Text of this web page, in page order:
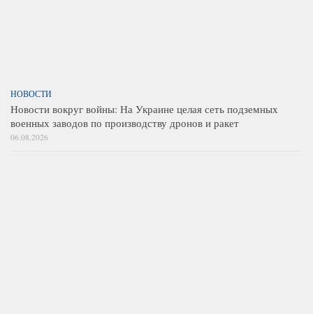
НОВОСТИ
Новости вокруг войны: На Украине целая сеть подземных
военных заводов по производству дронов и ракет
06.08.2026